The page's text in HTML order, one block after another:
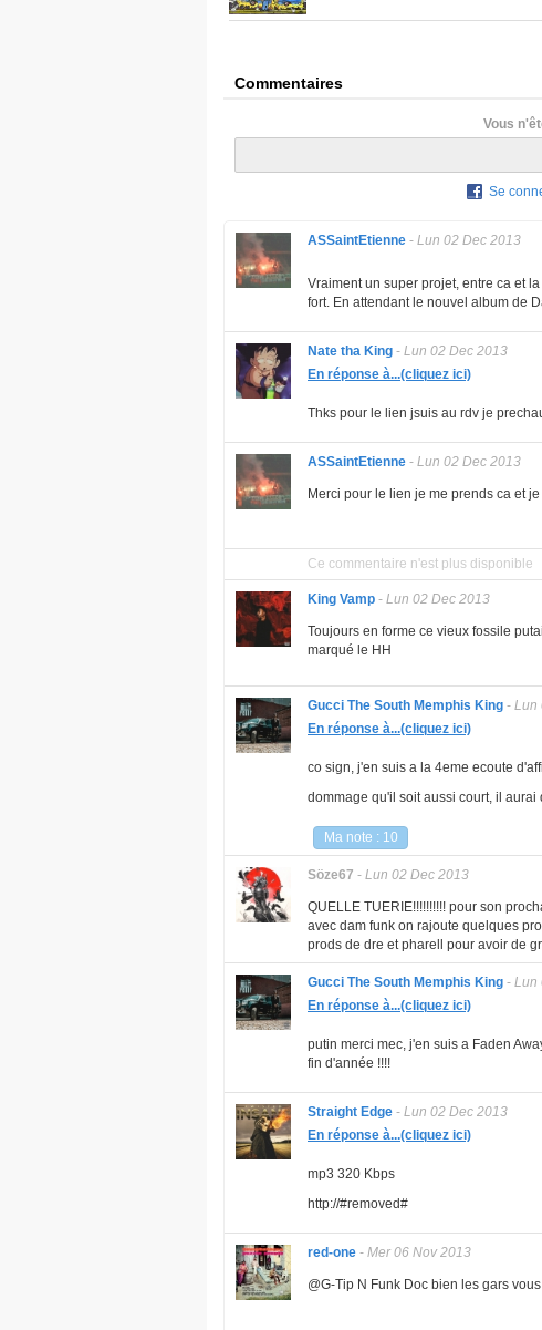
Commentaires
Vous
Se
ASSaintEtienne - Lun 02 Dec 2013
Vraiment un super projet, entre ca et
fort. En attendant le nouvel album de
Nate tha King - Lun 02 Dec 2013
En réponse à...(cliquez ici)
Thks pour le lien jsuis au rdv je
ASSaintEtienne - Lun 02 Dec 2013
Merci pour le lien je me prends ca et
Ce commentaire n'est plus disponible
King Vamp - Lun 02 Dec 2013
Toujours en forme ce vieux fossile
marqué le HH
Gucci The South Memphis King - Lun
En réponse à...(cliquez ici)
co sign, j'en suis a la 4eme ecoute
dommage qu'il soit aussi court, il
Ma note : 10
Söze67 - Lun 02 Dec 2013
QUELLE TUERIE!!!!!!!!!! pour son
avec dam funk on rajoute quelques
prods de dre et pharell pour avoir de
Gucci The South Memphis King - Lun
En réponse à...(cliquez ici)
putin merci mec, j'en suis a Faden
fin d'année !!!!
Straight Edge - Lun 02 Dec 2013
En réponse à...(cliquez ici)
mp3 320 Kbps
http://#removed#
red-one - Mer 06 Nov 2013
@G-Tip N Funk Doc bien les gars